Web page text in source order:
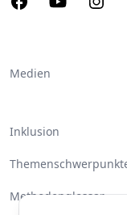
Medien
Inklusion
Methodenglossar